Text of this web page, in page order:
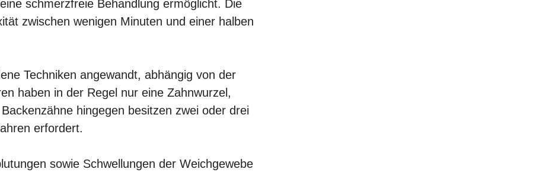
schmerzfreie Behandlung ermöglicht. Die
zwischen wenigen Minuten und einer halben
Techniken angewandt, abhängig von der
haben in der Regel nur eine Zahnwurzel,
hingegen besitzen zwei oder drei
erfordert.
sowie Schwellungen der Weichgewebe